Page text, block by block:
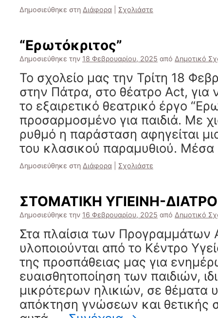
Δημοσιεύθηκε στη Διάφορα Σχολιάστε
“Ερωτόκριτος”
Δημοσιεύθηκε την 18 Φεβρουαρίου, 2025 από Δημοτικό
Το σχολείο μας την Τρίτη 18
στην Πάτρα, στο θέατρο Act, για
το εξαιρετικό θεατρικό έργο
προσαρμοσμένο για παιδιά. Με
ρυθμό η παράσταση αφηγείται
του κλασικού παραμυθιού.
Δημοσιεύθηκε στη Διάφορα Σχολιάστε
ΣΤΟΜΑΤΙΚΗ ΥΓΙΕΙΝΗ-
Δημοσιεύθηκε την 16 Φεβρουαρίου, 2025 από Δημοτικό
Στα πλαίσια των Προγραμμάτων
υλοποιούνται από το Κέντρο
της προσπάθειας μας για
ευαισθητοποίηση των παιδιών,
μικρότερων ηλικιών, σε θέματα
απόκτηση γνώσεων και θετικής